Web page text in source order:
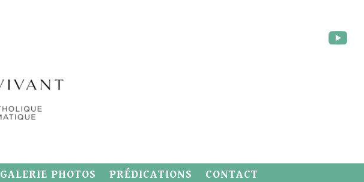
GALERIE PHOTOS PRÉDICATIONS CONTACT